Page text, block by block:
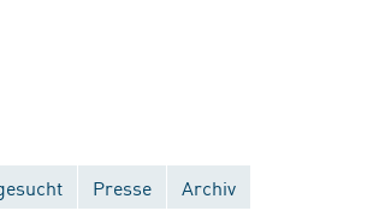
Presse Archiv